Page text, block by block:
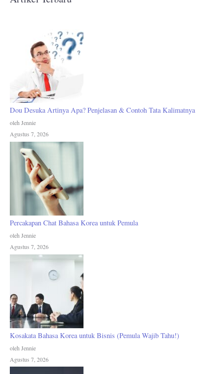
Dou Desuka Artinya Apa? Penjelasan & Contoh Tata Kalimatnya
oleh Jennie
Agustus 7, 2026
Percakapan Chat Bahasa Korea untuk Pemula
oleh Jennie
Agustus 7, 2026
Kosakata Bahasa Korea untuk Bisnis (Pemula Wajib Tahu!)
oleh Jennie
Agustus 7, 2026